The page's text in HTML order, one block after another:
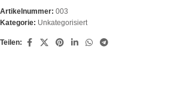
Artikelnummer: 003
Kategorie: Unkategorisiert
Teilen: